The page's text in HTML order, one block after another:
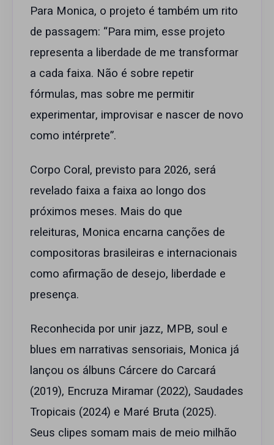
Para Monica, o projeto é também um rito
de passagem: “Para mim, esse projeto
representa a liberdade de me transformar
a cada faixa. Não é sobre repetir
fórmulas, mas sobre me permitir
experimentar, improvisar e nascer de novo
como intérprete”.
Corpo Coral, previsto para 2026, será
revelado faixa a faixa ao longo dos
próximos meses. Mais do que
releituras, Monica encarna canções de
compositoras brasileiras e internacionais
como afirmação de desejo, liberdade e
presença.
Reconhecida por unir jazz, MPB, soul e
blues em narrativas sensoriais, Monica já
lançou os álbuns Cárcere do Carcará
(2019), Encruza Miramar (2022), Saudades
Tropicais (2024) e Maré Bruta (2025).
Seus clipes somam mais de meio milhão